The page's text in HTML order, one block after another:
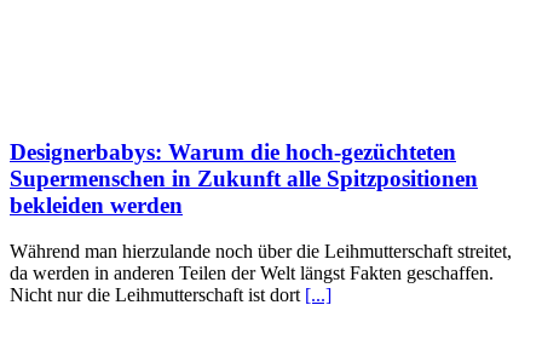
Designerbabys: Warum die hoch-gezüchteten
Supermenschen in Zukunft alle Spitzpositionen
bekleiden werden
Während man hierzulande noch über die Leihmutterschaft streitet,
da werden in anderen Teilen der Welt längst Fakten geschaffen.
Nicht nur die Leihmutterschaft ist dort [...]